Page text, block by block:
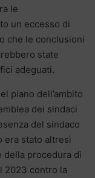
le
un eccesso di
che le conclusioni
state
adeguati.
piano dell’ambito
dei sindaci
del sindaco
era stato altresì
della procedura di
2023 contro la